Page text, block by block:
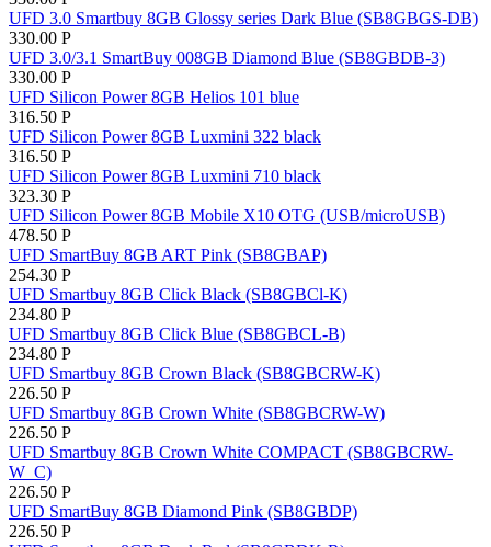
UFD 3.0 Smartbuy 8GB Glossy series Dark Blue (SB8GBGS-DB)
330.00 Р
UFD 3.0/3.1 SmartBuy 008GB Diamond Blue (SB8GBDB-3)
330.00 Р
UFD Silicon Power 8GB Helios 101 blue
316.50 Р
UFD Silicon Power 8GB Luxmini 322 black
316.50 Р
UFD Silicon Power 8GB Luxmini 710 black
323.30 Р
UFD Silicon Power 8GB Mobile X10 OTG (USB/microUSB)
478.50 Р
UFD SmartBuy 8GB ART Pink (SB8GBAP)
254.30 Р
UFD Smartbuy 8GB Click Black (SB8GBCl-K)
234.80 Р
UFD Smartbuy 8GB Click Blue (SB8GBCL-B)
234.80 Р
UFD Smartbuy 8GB Crown Black (SB8GBCRW-K)
226.50 Р
UFD Smartbuy 8GB Crown White (SB8GBCRW-W)
226.50 Р
UFD Smartbuy 8GB Crown White COMPACT (SB8GBCRW-
W_С)
226.50 Р
UFD SmartBuy 8GB Diamond Pink (SB8GBDP)
226.50 Р